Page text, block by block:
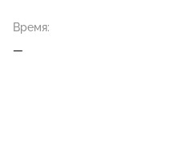
Время:
—